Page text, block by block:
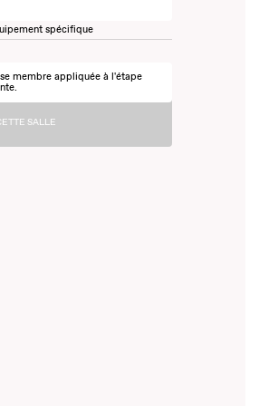
spécifique
membre appliquée à l'étape
SALLE